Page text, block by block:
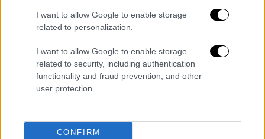
I want to allow Google to enable storage
related to personalization.
I want to allow Google to enable storage
related to security, including authentication
functionality and fraud prevention, and other
user protection.
CONFIRM
Στο άλλο άκρο του νησιού είναι το Sainte-
Chapelle, που χτίστηκε μεταξύ 1245 και 1248
Πάθους. Τα υπέροχα βιτρό παράθυρα
εκτελέσθηκαν με γνώμονα τις αλχημικές
διαδικασίες. Το αγαπημένο του Φουλκανέλι
στα χέρια του υδραργύρου, με απώτερο